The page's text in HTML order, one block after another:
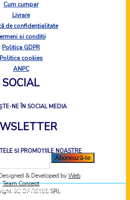
Cum cumpar
Livrare
de confidențialitate
si conditii
Politica GDPR
Politica cookies
ANPC
SOCIAL
NE ÎN SOCIAL MEDIA
ȘI PROMOȚIILE NOASTRE
& Developed byWeb
Team Concept
SC OPTIEYES SRL